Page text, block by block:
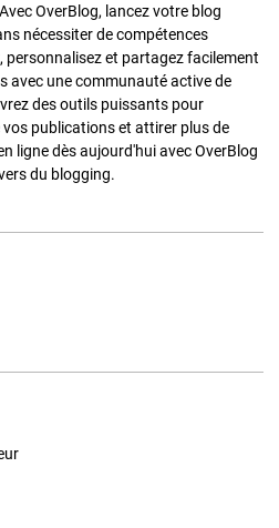
OverBlog, lancez votre blog
nécessiter de compétences
personnalisez et partagez facilement
avec une communauté active de
des outils puissants pour
publications et attirer plus de
ligne dès aujourd'hui avec OverBlog
du blogging.